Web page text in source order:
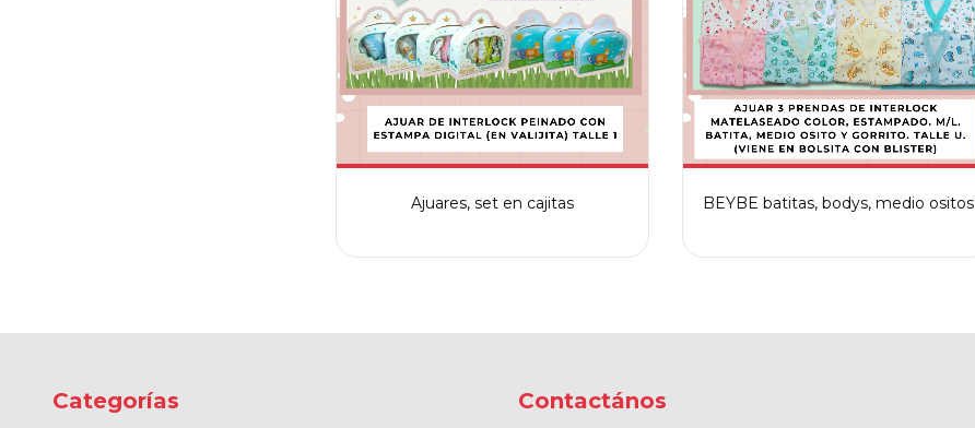
Ajuares, set en cajitas BEYBE batitas, bodys, medio ositos
Categorías Contactános